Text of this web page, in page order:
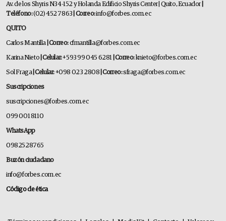
Av. de los Shyris N34-152 y Holanda Edificio Shyris Center | Quito, Ecuador
Teléfono:(02) 452 7863 | Correo:info@forbes.com.ec
QUITO
Carlos Mantilla | Correo:cfmantilla@forbes.com.ec
Karina Nieto | Celular:+593 99 045 6281 | Correo:knieto@forbes.com.ec
Sol Fraga| Celular:+098 023 2808 | Correo:sfraga@forbes.com.ec
Suscripciones
suscripciones@forbes.com.ec
099 001 8110
WhatsApp
0982528765
Buzón ciudadano
info@forbes.com.ec
Código de ética